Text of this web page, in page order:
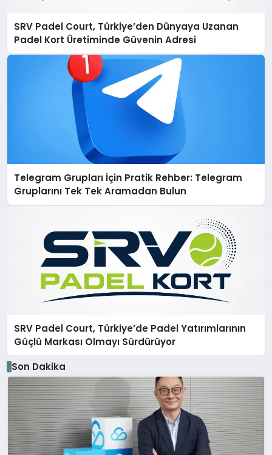
SRV Padel Court, Türkiye’den Dünyaya Uzanan
Padel Kort Üretiminde Güvenin Adresi
Telegram Grupları İçin Pratik Rehber: Telegram
Gruplarını Tek Tek Aramadan Bulun
SRV Padel Court, Türkiye’de Padel Yatırımlarının
Güçlü Markası Olmayı Sürdürüyor
Son Dakika